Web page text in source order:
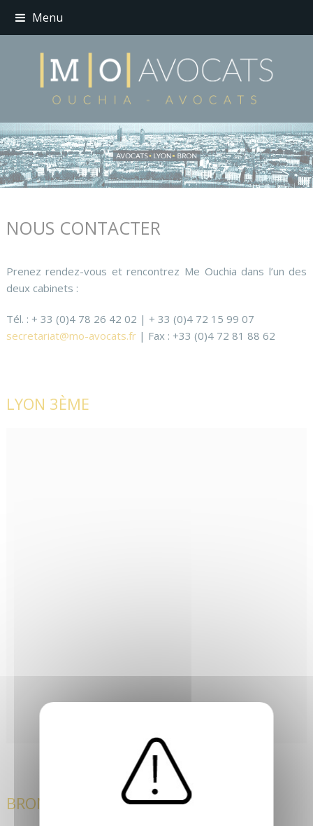
Menu
NOUS CONTACTER
Prenez rendez-vous et rencontrez Me Ouchia dans l’un des
deux cabinets :
Tél. : + 33 (0)4 78 26 42 02 | + 33 (0)4 72 15 99 07
secretariat@mo-avocats.fr| Fax : +33 (0)4 72 81 88 62
LYON 3ÈME
BRON